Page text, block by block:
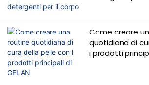
Come creare
quotidiana di
i prodotti